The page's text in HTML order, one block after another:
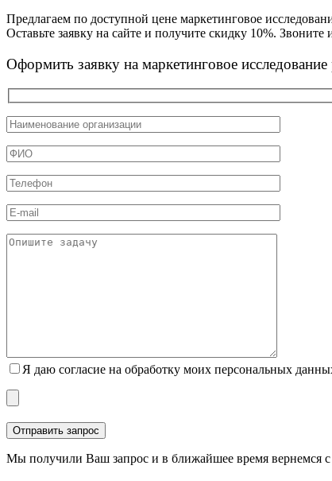
Предлагаем по доступной цене маркетинговое
Оставьте заявку на сайте и получите скидку 10%.
Оформить заявку на маркетинговое
Я даю согласие на обработку моих персональных
Мы получили Ваш запрос и в ближайшее время вернемся с